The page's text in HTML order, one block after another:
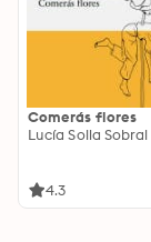
Comerás flores
Lucía Solla Sobral
4.3